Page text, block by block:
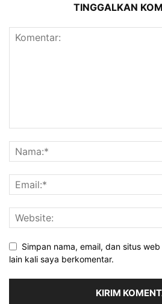
TINGGALKAN
Simpan nama, email, dan situs
lain kali saya berkomentar.